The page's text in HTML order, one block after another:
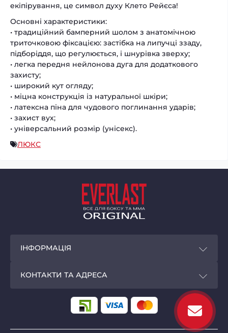
екіпірування, це символ духу Клето Рейєса!
Основні характеристики:
• традиційний бамперний шолом з анатомічною
триточковою фіксацією: застібка на липучці ззаду,
підборіддя, що регулюється, і шнурівка зверху;
• легка передня нейлонова дуга для додаткового
захисту;
• широкий кут огляду;
• міцна конструкція із натуральної шкіри;
• латексна піна для чудового поглинання ударів;
• захист вух;
• універсальний розмір (унісекс).
ЛЮКС
ІНФОРМАЦІЯ
Доставка і оплата
КОНТАКТИ ТА АДРЕСА
вул. Велика Васильківська, 72, ТЦ